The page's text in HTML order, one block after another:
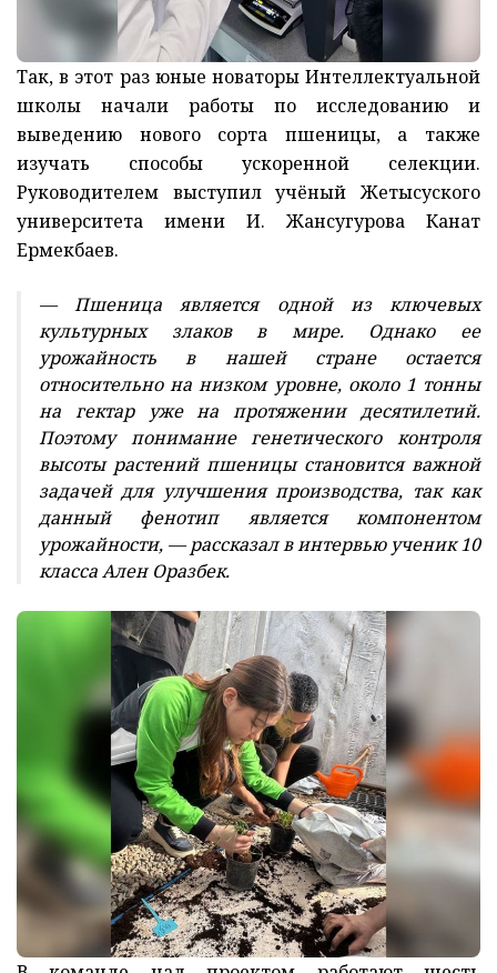
Так, в этот раз юные новаторы Интеллектуальной
школы начали работы по исследованию и
выведению нового сорта пшеницы, а также
изучать способы ускоренной селекции.
Руководителем выступил учёный Жетысуского
университета имени И. Жансугурова Канат
Ермекбаев.
— Пшеница является одной из ключевых
культурных злаков в мире. Однако ее
урожайность в нашей стране остается
относительно на низком уровне, около 1 тонны
на гектар уже на протяжении десятилетий.
Поэтому понимание генетического контроля
высоты растений пшеницы становится важной
задачей для улучшения производства, так как
данный фенотип является компонентом
урожайности, — рассказал в интервью ученик 10
класса Ален Оразбек.